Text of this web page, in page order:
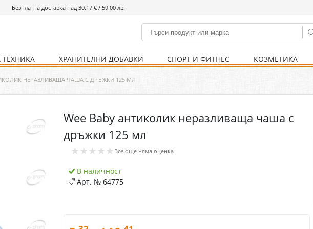
Безплатна доставка над 30.17 € / 59.00 лв.
% Хранителни добавки % Спорт и фитнес
Болно гърло Ваксини
Кости и стави Нервна система Пикочо-полова система
Храносмилателна
Хомеопатия
Инхалатори Термометри
ХРАНИТЕЛНИ ДОБАВКИ
Кости и стави Нервна система
СПОРТ И ФИТНЕС
Храни и напитки Уреди и аксесоари
КОЗМЕТИКА
Детска козметика Козметика за мъже
Уреди Хранене
Хигиена на тялото Предпазни стредства
НЕРАЗЛИВАЩА ЧАША С ДРЪЖКИ 125 МЛ
Wee Baby антиколик неразливаща чаша с
дръжки 125 мл
★★★★★ Все още няма оценка
В наличност
Арт. №64775